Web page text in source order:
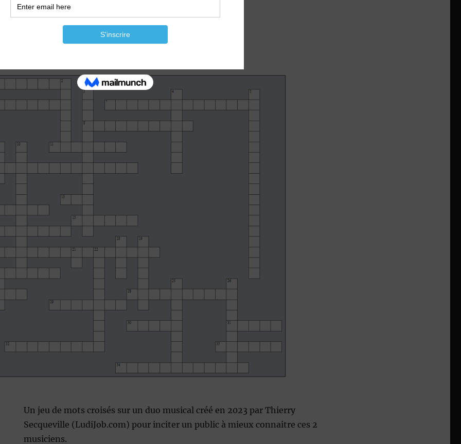
Un jeu de mots croisés sur un duo musical créé en 2023 par Thierry
Secqueville (LudiJob.com) pour inciter un public à mieux connaitre ces 2
musiciens.